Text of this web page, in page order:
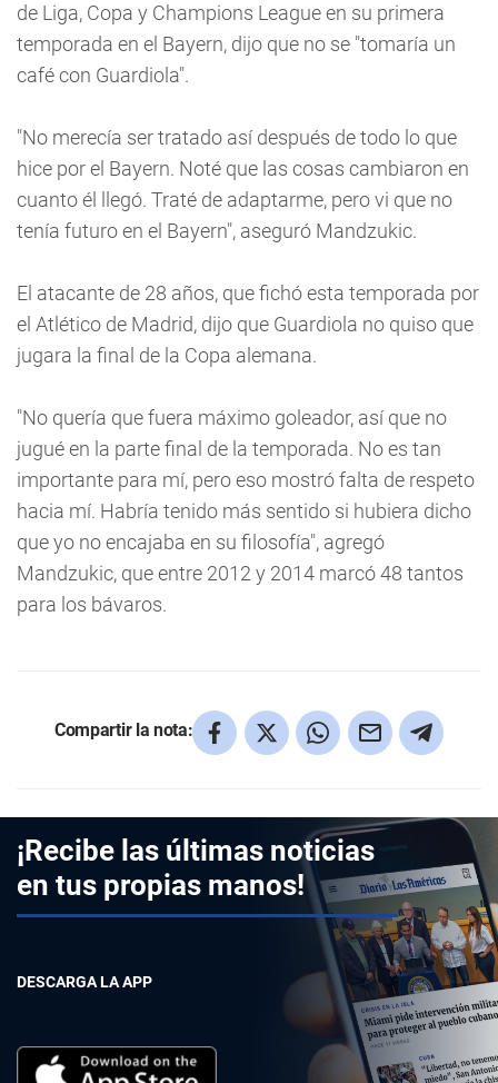
de Liga, Copa y Champions League en su primera
temporada en el Bayern, dijo que no se "tomaría un
café con Guardiola".
"No merecía ser tratado así después de todo lo que
hice por el Bayern. Noté que las cosas cambiaron en
cuanto él llegó. Traté de adaptarme, pero vi que no
tenía futuro en el Bayern", aseguró Mandzukic.
El atacante de 28 años, que fichó esta temporada por
el Atlético de Madrid, dijo que Guardiola no quiso que
jugara la final de la Copa alemana.
"No quería que fuera máximo goleador, así que no
jugué en la parte final de la temporada. No es tan
importante para mí, pero eso mostró falta de respeto
hacia mí. Habría tenido más sentido si hubiera dicho
que yo no encajaba en su filosofía", agregó
Mandzukic, que entre 2012 y 2014 marcó 48 tantos
para los bávaros.
Compartir la nota:
¡Recibe las últimas noticias
en tus propias manos!
DESCARGA LA APP